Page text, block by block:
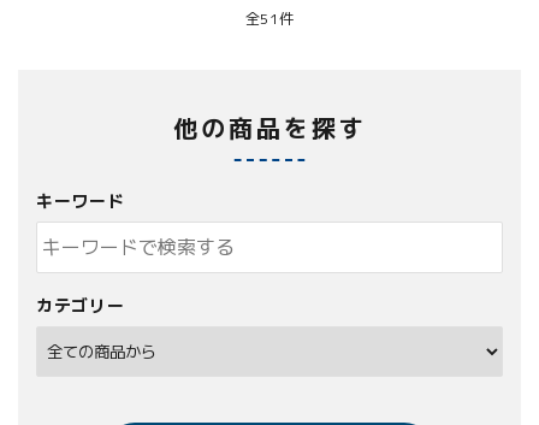
全51件
他の商品を探す
キーワード
カテゴリー